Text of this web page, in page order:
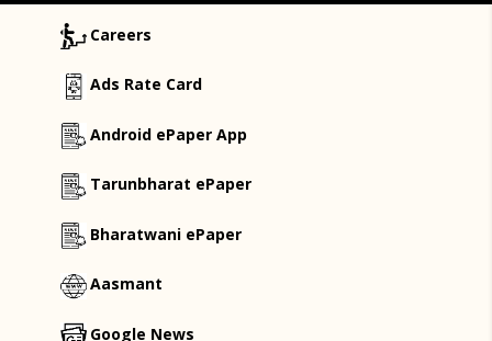
Careers
Ads Rate Card
Android ePaper App
Tarunbharat ePaper
Bharatwani ePaper
Aasmant
Google News